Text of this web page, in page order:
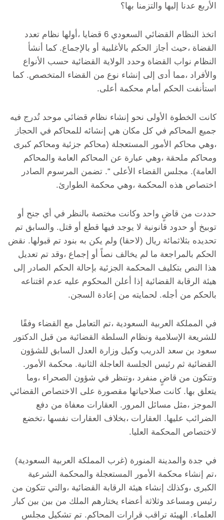
الأربع عدنا إليها والتزمنا بها؟
اتخذ النظام القضائي السعودي 6 قضايا ،أولها نظام تعدد
القضاة ،حيث أجاز الحكم بالأغلبية أو بالإجماع. كما أنشأ
النظام نواب القضاة وحدد الولاية القضائية حسب الأنواع
والأفراد ،مما أدى إلى إنشاء نوع من القضاء المتخصص. كما
استأنفت الحكم أمام محكمة أعلى.
كانت الخطوة الأولى نحو إنشاء نظام قضائي موحد تُدرج فيه
جميع المحاكم في كل مكان هي إنشائه للمحاكم في الحجاز
،وهي محاكم الأمور المستعجلة (محاكم جزئية ومحاكم كبرى
ومحاكم ملحقة ،وهي عبارة عن المحاكم العامة والمحاكم
العامة). مجلس القضاء الأعلى “. تضمن المرسوم الصادر
اختصاص هذه المحكمة ،وهي محكمة الطوارئ.
حددت من قاضٍ واحد وكانت مختصة بالنظر في أي جنح أو
توبيخ أو حدود قانونية لا يوجد فيها قطع أو قتل. والسابق تم
تحديده بثلاثمائة ريال (لاحقا) ولم يكن به بنود تم قبولها. نقض
الحكم بالمراجعة ما لم يخالف نصاً أو إجماع ،وقد تم تعديل
هذا النص بتكليف المحكمة الجزئية بإحالة الحكم الصادر إلى
هيئة الرقابة القضائية إذا أعلن المحكوم عليه عدم اقتناعه
بالحكم من أجله. لحمايته من إعادة السجن.
في المملكة العربية السعودية ،تم التعامل مع القضاء وفقًا
للشريعة الإسلامية ونظام السلطة القضائية من قبل الدكتور
سعود بن سعد الدريب وكيل وزارة العدل السابق للشؤون
القضائية ثم رئيس الجلسة العاجلة الثانية. محكمة الأمور.
وتتكون من قاضٍ منفرد ،وتنظر في شؤون الصحراء ،وما
يتعلق بها. كانت صلاحياتها مقصورة على الاختصاص القضائي
الموجز ،مثل مسائل المرور. العقارات معفاة من دفع
الضرائب عليها. العقارات ،بخلاف العقارات نفسها ،تخضع
لاختصاص المحكمة العليا.
في جدة والمدينة المنورة (غرب المملكة العربية السعودية)
،تم إنشاء محكمة الأمور المستعجلة والمحكمة الشرعية
الكبرى ،وكذلك إنشاء هيئة الرقابة القضائية ،والتي تتكون من
رئيس ومساعد وثلاثة أعضاء يختارهم الملك من بين بين كبار
العلماء. الهيئة تراقب قرارات المحاكم. تم تشكيل مجلس